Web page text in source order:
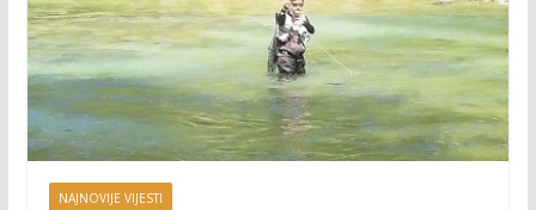
NAJNOVIJE VIJESTI